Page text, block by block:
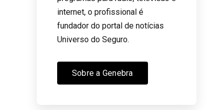
internet, o profissional é
fundador do portal de notícias
Universo do Seguro.
Sobre a Genebra